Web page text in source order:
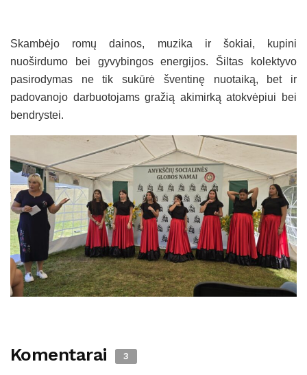
Skambėjo romų dainos, muzika ir šokiai, kupini
nuoširdumo bei gyvybingos energijos. Šiltas kolektyvo
pasirodymas ne tik sukūrė šventinę nuotaiką, bet ir
padovanojo darbuotojams gražią akimirką atokvėpiui bei
bendrystei.
Komentarai 3